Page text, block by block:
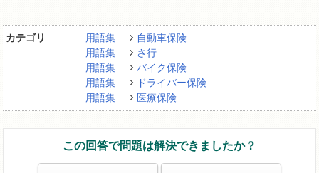
カテゴリ 用語集
自動車保険
用語集
さ行
用語集
バイク保険
用語集
ドライバー保険
用語集
医療保険
この回答で問題は解決できましたか？